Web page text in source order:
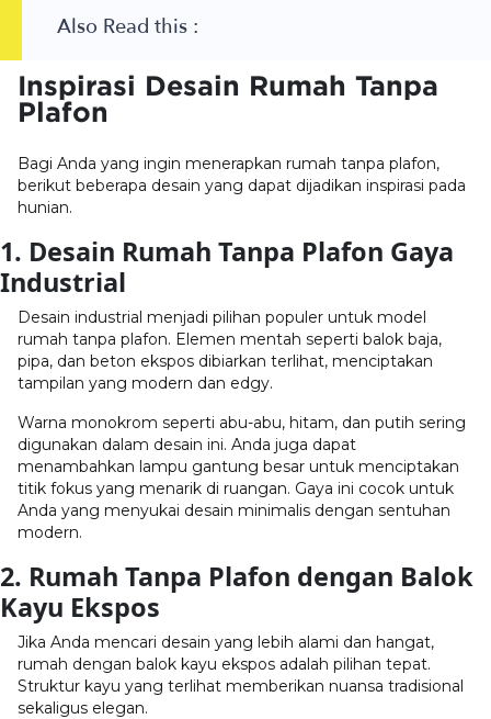
Also Read this :
Inspirasi Desain Rumah Tanpa
Plafon
Bagi Anda yang ingin menerapkan rumah tanpa plafon,
berikut beberapa desain yang dapat dijadikan inspirasi pada
hunian.
1. Desain Rumah Tanpa Plafon Gaya
Industrial
Desain industrial menjadi pilihan populer untuk model
rumah tanpa plafon. Elemen mentah seperti balok baja,
pipa, dan beton ekspos dibiarkan terlihat, menciptakan
tampilan yang modern dan edgy.
Warna monokrom seperti abu-abu, hitam, dan putih sering
digunakan dalam desain ini. Anda juga dapat
menambahkan lampu gantung besar untuk menciptakan
titik fokus yang menarik di ruangan. Gaya ini cocok untuk
Anda yang menyukai desain minimalis dengan sentuhan
modern.
2. Rumah Tanpa Plafon dengan Balok
Kayu Ekspos
Jika Anda mencari desain yang lebih alami dan hangat,
rumah dengan balok kayu ekspos adalah pilihan tepat.
Struktur kayu yang terlihat memberikan nuansa tradisional
sekaligus elegan.